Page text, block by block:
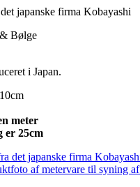
japanske firma Kobayashi
Bølge
i Japan.
meter
er 25cm